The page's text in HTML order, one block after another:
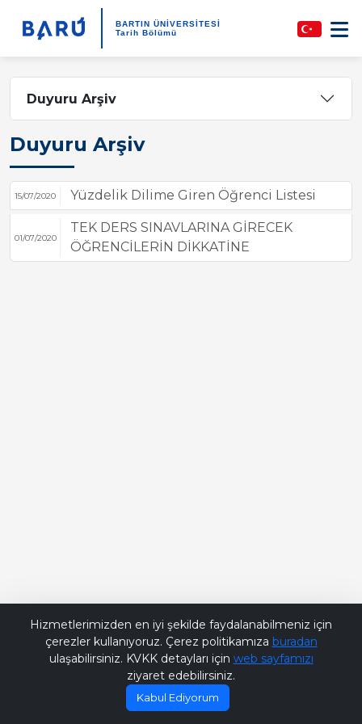
BARTIN ÜNİVERSİTESİ
Tarih Bölümü
Duyuru Arşiv
Duyuru Arşiv
15/07/2020 Yüzdelik Dilime Giren Öğrenci Listesi
01/07/2020
TEK DERS SINAVLARINA GİRECEK
ÖĞRENCİLERİN DİKKATİNE
Hizmetlerimizden en iyi şekilde faydalanabilmeniz için
çerezler kullanıyoruz. Çerez politikamıza buradan
ulaşabilirsiniz. KVKK detayları için web sayfamızı
ziyaret edebilirsiniz.
Kabul Ediyorum
Bana Soru Sor | Ask Me